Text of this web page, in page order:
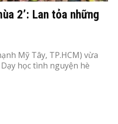
2’: Lan tỏa những
Mỹ Tây, TP.HCM) vừa
học tình nguyện hè